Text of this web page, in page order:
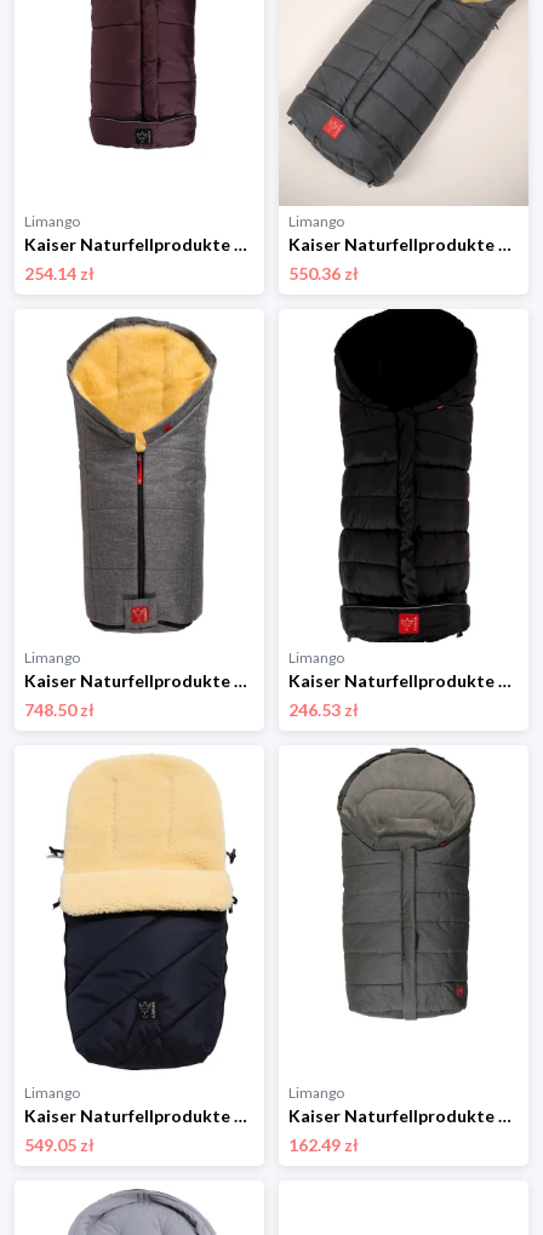
Limango
Kaiser Naturfellprodukte Śpiworek termiczny "Timbatoo" w kolorze ciemnofioletowym - 105 x 48 cm rozmiar: onesize
254.14 zł
Limango
Kaiser Naturfellprodukte Śpiworek termiczny "Arctik Plus" w kolorze szarym - 105 x 48 cm rozmiar: onesize
550.36 zł
Limango
Kaiser Naturfellprodukte Śpiworek wełniany "Iglu" w kolorze antracytowym - 93 x 45 cm rozmiar: onesize
748.50 zł
Limango
Kaiser Naturfellprodukte Śpiworek termiczny "Arctik" w kolorze czarnym - 105 x 48 cm rozmiar: onesize
246.53 zł
Limango
Kaiser Naturfellprodukte Śpiworek wełniany "Polar" w kolorze granatowym - 85 x 43 cm rozmiar: onesize
549.05 zł
Limango
Kaiser Naturfellprodukte Śpiworek "Elly" w kolorze ciemnoszarym - 80 x 40 cm rozmiar: onesize
162.49 zł